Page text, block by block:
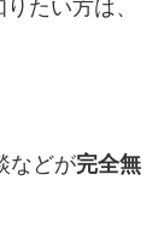
たい方は、
などが完全無